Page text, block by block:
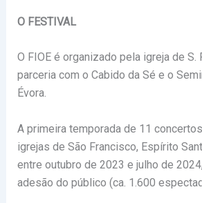
O FESTIVAL
O FIOE é organizado pela igreja de S.
parceria com o Cabido da Sé e o
Évora.
A primeira temporada de 11
igrejas de São Francisco, Espírito
entre outubro de 2023 e julho de
adesão do público (ca. 1.600